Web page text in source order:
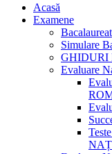
Acasă
Examene
Bacalaureat
Simulare
GHIDURI
Evaluare